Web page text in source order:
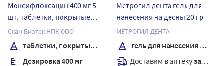
Моксифлоксацин 400 мг 5
шт. таблетки, покрытые
пленочной оболочкой
Скан Биотек НПК ООО
таблетки, покрытые пленочной оболочкой
Дозировка 400 мг
Метрогил дента гель для
нанесения на десны 20 гр
МЕТРОГИЛ ДЕНТА
гель для нанесения на десны
Доставим в аптекузавтра